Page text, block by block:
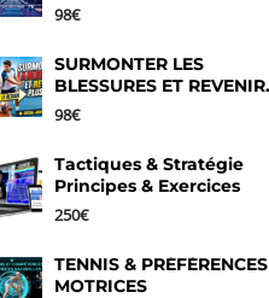
Complet de 8 Semaines
98€
SURMONTER LES
BLESSURES ET REVENIR
PLUS FORT
98€
Tactiques & Stratégie
Principes & Exercices
250€
TENNIS & PRÉFÉRENCES
MOTRICES